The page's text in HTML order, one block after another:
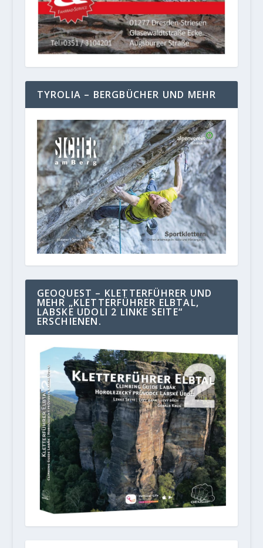
TYROLIA – BERGBÜCHER UND MEHR
GEOQUEST – KLETTERFÜHRER UND
MEHR „KLETTERFÜHRER ELBTAL,
LABSKE UDOLI 2 LINKE SEITE“
ERSCHIENEN.